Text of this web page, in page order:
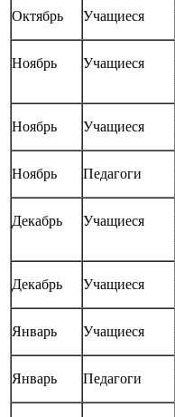
Октябрь Учащиеся
Ноябрь Учащиеся
Ноябрь Учащиеся
Ноябрь Педагоги
Декабрь Учащиеся
Декабрь Учащиеся
Январь Учащиеся
Январь Педагоги